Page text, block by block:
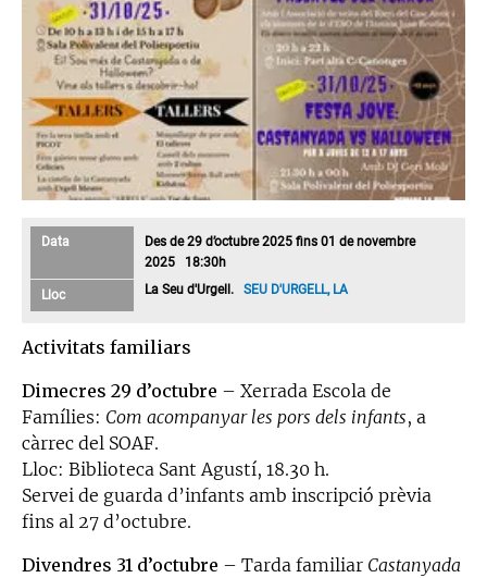
Data
Des de 29 d’octubre 2025 fins 01 de novembre
2025 18:30h
Lloc La Seu d'Urgell.SEU D'URGELL, LA
Activitats familiars
Dimecres 29 d’octubre – Xerrada Escola de
Famílies: Com acompanyar les pors dels infants, a
càrrec del SOAF.
Lloc: Biblioteca Sant Agustí, 18.30 h.
Servei de guarda d’infants amb inscripció prèvia
fins al 27 d’octubre.
Divendres 31 d’octubre – Tarda familiar Castanyada